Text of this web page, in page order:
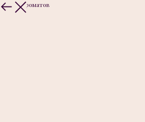
Больше ароматов